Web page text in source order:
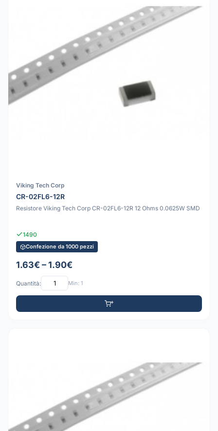
Viking Tech Corp
CR-02FL6-12R
Resistore Viking Tech Corp CR-02FL6-12R 12 Ohms 0.0625W SMD
1490
Confezione da 1000 pezzi
1.63€ – 1.90€
Quantità: Min: 1